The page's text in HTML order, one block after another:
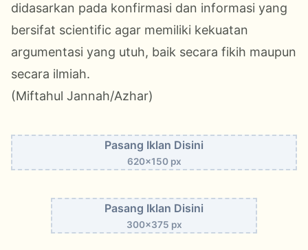
didasarkan pada konfirmasi dan informasi yang
bersifat scientific agar memiliki kekuatan
argumentasi yang utuh, baik secara fikih maupun
secara ilmiah.
(Miftahul Jannah/Azhar)
Pasang Iklan Disini
620x150 px
Pasang Iklan Disini
300x375 px